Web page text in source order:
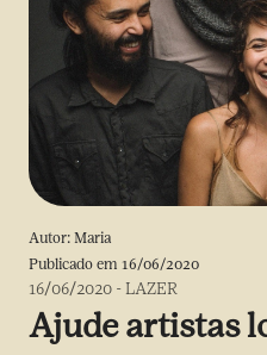
Autor: Maria
Publicado em 16/06/2020
16/06/2020 -LAZER
Ajude artistas